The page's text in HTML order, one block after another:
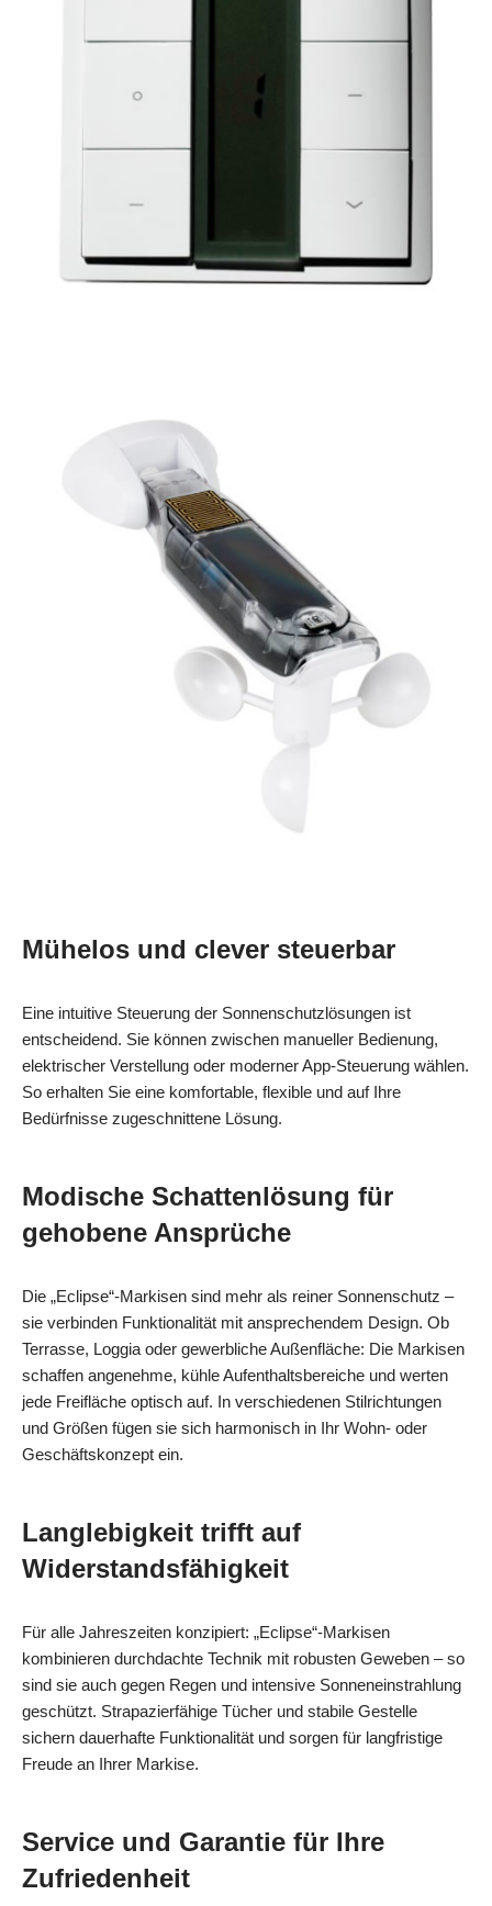
Mühelos und clever steuerbar
Eine intuitive Steuerung der Sonnenschutzlösungen ist
entscheidend. Sie können zwischen manueller Bedienung,
elektrischer Verstellung oder moderner App‑Steuerung wählen.
So erhalten Sie eine komfortable, flexible und auf Ihre
Bedürfnisse zugeschnittene Lösung.
Modische Schattenlösung für
gehobene Ansprüche
Die „Eclipse“-Markisen sind mehr als reiner Sonnenschutz –
sie verbinden Funktionalität mit ansprechendem Design. Ob
Terrasse, Loggia oder gewerbliche Außenfläche: Die Markisen
schaffen angenehme, kühle Aufenthaltsbereiche und werten
jede Freifläche optisch auf. In verschiedenen Stilrichtungen
und Größen fügen sie sich harmonisch in Ihr Wohn- oder
Geschäftskonzept ein.
Langlebigkeit trifft auf
Widerstandsfähigkeit
Für alle Jahreszeiten konzipiert: „Eclipse“-Markisen
kombinieren durchdachte Technik mit robusten Geweben – so
sind sie auch gegen Regen und intensive Sonneneinstrahlung
geschützt. Strapazierfähige Tücher und stabile Gestelle
sichern dauerhafte Funktionalität und sorgen für langfristige
Freude an Ihrer Markise.
Service und Garantie für Ihre
Zufriedenheit